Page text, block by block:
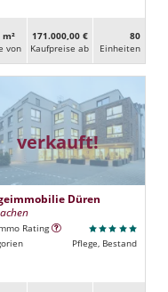
von
171.000,00 €
Kaufpreise ab
80
Ein­heiten
verkauft!
Düren
Rating
Pflege, Bestand